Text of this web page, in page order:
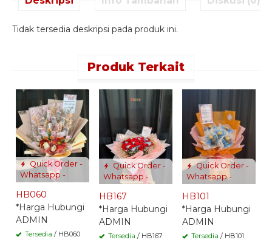
Tidak tersedia deskripsi pada produk ini.
Produk Terkait
Quick Order -
Whatsapp -
HB060
*Harga Hubungi
ADMIN
Tersedia / HB060
Quick Order -
Whatsapp -
HB167
*Harga Hubungi
ADMIN
Tersedia / HB167
Quick Order -
Whatsapp -
HB101
*Harga Hubungi
ADMIN
Tersedia / HB101